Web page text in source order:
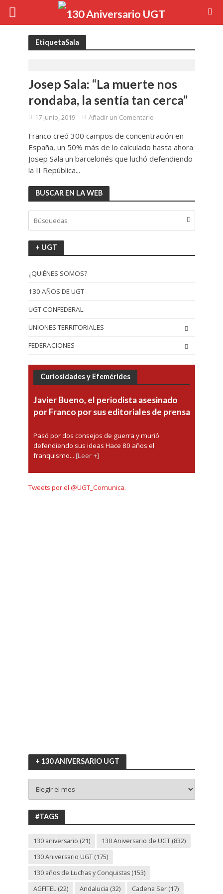
EtiquetaSala
Josep Sala: “La muerte nos
rondaba, la sentía tan cerca”
17 junio, 2019 Añadir un Comentario
Franco creó 300 campos de concentración en
España, un 50% más de lo calculado hasta ahora
Josep Sala un barcelonés que luchó defendiendo
la II República...
BUSCAR EN LA WEB
+ UGT
¿QUIÉNES SOMOS?
130 AÑOS DE UGT
UGT CONFEDERAL
UNIONES TERRITORIALES
FEDERACIONES
Curiosidades y Efemérides
Javier Bueno, el periodista asesinado
por Franco por sus editoriales de prensa
Pasó por dos consejos de guerra y murió
defendiendo sus ideas Hace 80 años el
franquismo... [Leer +]
Tweets por el @UGT_Comunica.
+ 130 ANIVERSARIO UGT
130
ANIVERSARIO
UGT
#TAGS
130 aniversario (21) 130 Aniversario de UGT(832)
130 Aniversario UGT(175)
130 años de Luchas y Conquistas(153)
AGFITEL(22) Andalucia (32) Cadena Ser(17)